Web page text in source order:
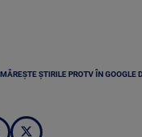
ȘTIRILE PROTV ÎN GOOGLE